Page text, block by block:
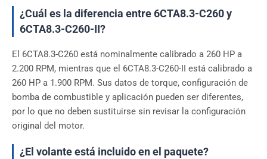
¿Cuál es la diferencia entre 6CTA8.3-C260 y
6CTA8.3-C260-II?
El 6CTA8.3-C260 está nominalmente calibrado a 260 HP a
2.200 RPM, mientras que el 6CTA8.3-C260-II está calibrado a
260 HP a 1.900 RPM. Sus datos de torque, configuración de
bomba de combustible y aplicación pueden ser diferentes,
por lo que no deben sustituirse sin revisar la configuración
original del motor.
¿El volante está incluido en el paquete?